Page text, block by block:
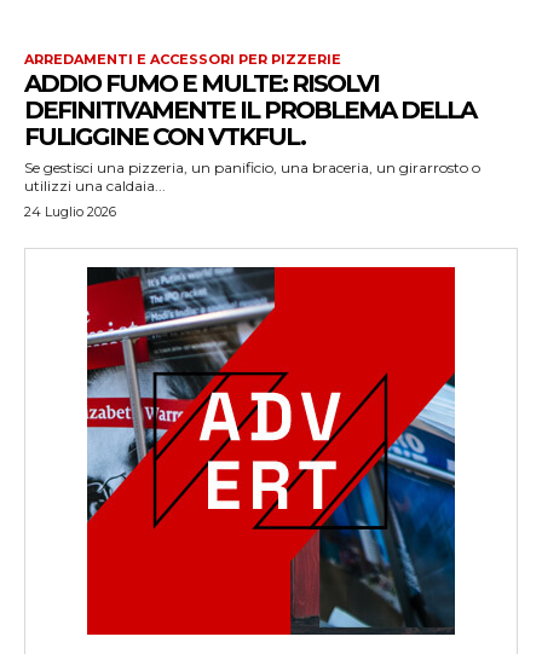
ARREDAMENTI E ACCESSORI PER PIZZERIE
ADDIO FUMO E MULTE: RISOLVI
DEFINITIVAMENTE IL PROBLEMA DELLA
FULIGGINE CON VTKFUL.
Se gestisci una pizzeria, un panificio, una braceria, un girarrosto o
utilizzi una caldaia...
24 Luglio 2026